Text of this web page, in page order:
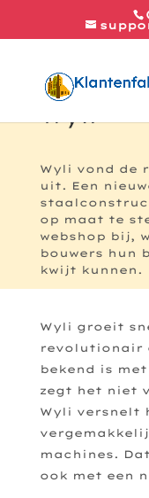
Wyli
Wyli vond de
uit. Een
op maat te
webshop bij,
bouwers hun
kwijt kunnen.
Wyli groeit
revolutionair
bekend is
zegt het niet
Wyli versnelt
machines.
ook met een